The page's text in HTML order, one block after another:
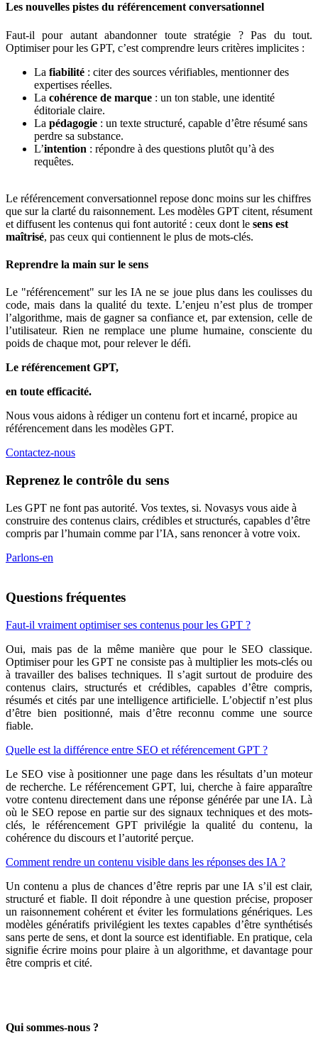
Les nouvelles pistes du référencement conversationnel
Faut-il pour autant abandonner toute stratégie ? Pas du tout.
Optimiser pour les GPT, c’est comprendre leurs critères implicites :
La fiabilité : citer des sources vérifiables, mentionner des
expertises réelles.
La cohérence de marque : un ton stable, une identité
éditoriale claire.
La pédagogie : un texte structuré, capable d’être résumé sans
perdre sa substance.
L’intention : répondre à des questions plutôt qu’à des
requêtes.
Le référencement conversationnel repose donc moins sur les chiffres
que sur la clarté du raisonnement. Les modèles GPT citent, résument
et diffusent les contenus qui font autorité : ceux dont le sens est
maîtrisé, pas ceux qui contiennent le plus de mots-clés.
Reprendre la main sur le sens
Le "référencement" sur les IA ne se joue plus dans les coulisses du
code, mais dans la qualité du texte. L’enjeu n’est plus de tromper
l’algorithme, mais de gagner sa confiance et, par extension, celle de
l’utilisateur. Rien ne remplace une plume humaine, consciente du
poids de chaque mot, pour relever le défi.
Le référencement GPT,
en toute efficacité.
Nous vous aidons à rédiger un contenu fort et incarné, propice au
référencement dans les modèles GPT.
Contactez-nous
Reprenez le contrôle du sens
Les GPT ne font pas autorité. Vos textes, si. Novasys vous aide à
construire des contenus clairs, crédibles et structurés, capables d’être
compris par l’humain comme par l’IA, sans renoncer à votre voix.
Parlons-en
Questions fréquentes
Faut-il vraiment optimiser ses contenus pour les GPT ?
Oui, mais pas de la même manière que pour le SEO classique.
Optimiser pour les GPT ne consiste pas à multiplier les mots-clés ou
à travailler des balises techniques. Il s’agit surtout de produire des
contenus clairs, structurés et crédibles, capables d’être compris,
résumés et cités par une intelligence artificielle. L’objectif n’est plus
d’être bien positionné, mais d’être reconnu comme une source
fiable.
Quelle est la différence entre SEO et référencement GPT ?
Le SEO vise à positionner une page dans les résultats d’un moteur
de recherche. Le référencement GPT, lui, cherche à faire apparaître
votre contenu directement dans une réponse générée par une IA. Là
où le SEO repose en partie sur des signaux techniques et des mots-
clés, le référencement GPT privilégie la qualité du contenu, la
cohérence du discours et l’autorité perçue.
Comment rendre un contenu visible dans les réponses des IA ?
Un contenu a plus de chances d’être repris par une IA s’il est clair,
structuré et fiable. Il doit répondre à une question précise, proposer
un raisonnement cohérent et éviter les formulations génériques. Les
modèles génératifs privilégient les textes capables d’être synthétisés
sans perte de sens, et dont la source est identifiable. En pratique, cela
signifie écrire moins pour plaire à un algorithme, et davantage pour
être compris et cité.
Qui sommes-nous ?